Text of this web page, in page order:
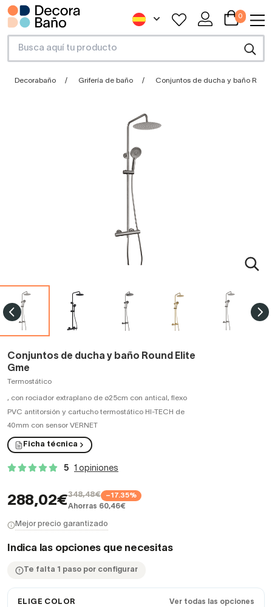
0
Decorabaño Grifería de baño Conjuntos de ducha y baño
Conjuntos de ducha y baño Round Elite
Gme
Termostático
, con rociador extraplano de ø25cm con antical, flexo
PVC antitorsión y cartucho termostático HI-TECH de
40mm con sensor VERNET
Ficha técnica
5 1 opiniones
288,02€348,48€ −17.35%
Ahorras 60,46€
Mejor precio garantizado
Indica las opciones que necesitas
Te falta 1 paso por configurar
ELIGE COLOR Ver todas las opciones